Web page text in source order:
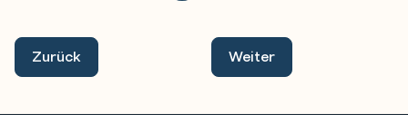
Zurück Weiter